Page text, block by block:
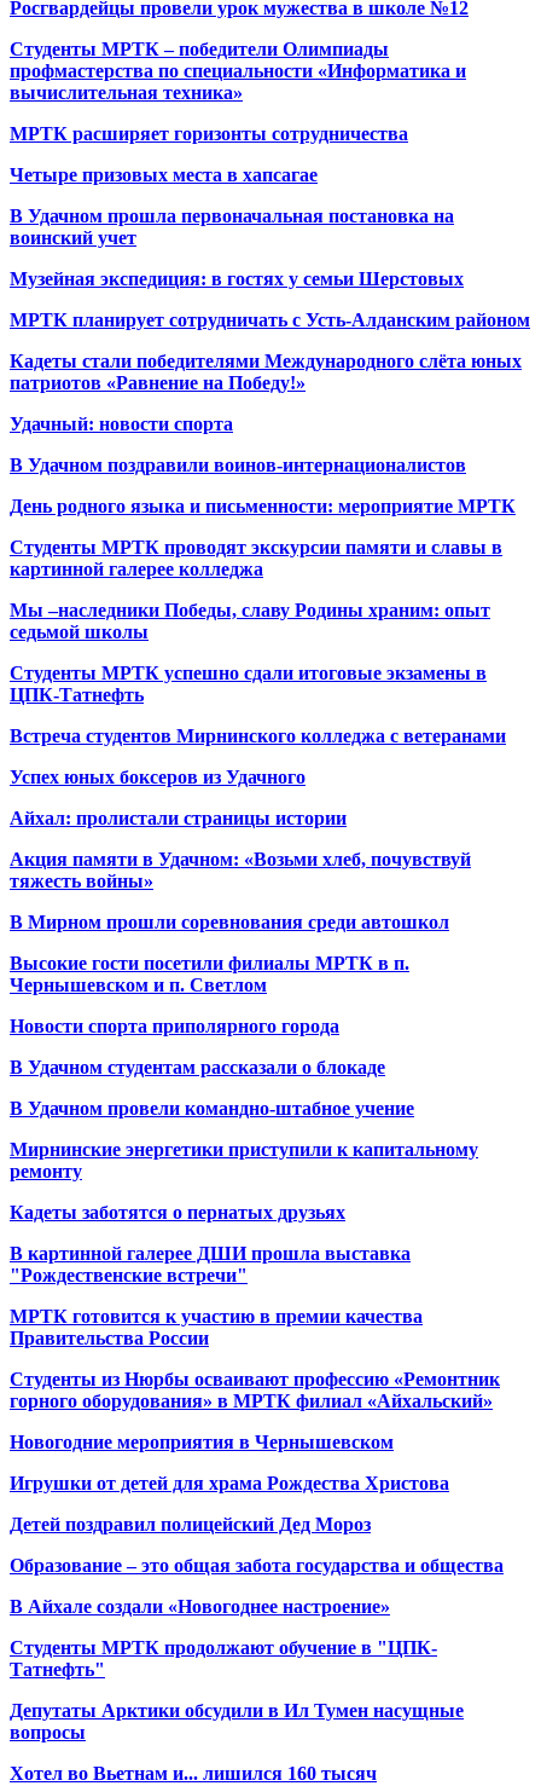
Росгвардейцы провели урок мужества в школе №12
Студенты МРТК – победители Олимпиады
профмастерства по специальности «Информатика и
вычислительная техника»
МРТК расширяет горизонты сотрудничества
Четыре призовых места в хапсагае
В Удачном прошла первоначальная постановка на
воинский учет
Музейная экспедиция: в гостях у семьи Шерстовых
МРТК планирует сотрудничать с Усть-Алданским районом
Кадеты стали победителями Международного слёта юных
патриотов «Равнение на Победу!»
Удачный: новости спорта
В Удачном поздравили воинов-интернационалистов
День родного языка и письменности: мероприятие МРТК
Студенты МРТК проводят экскурсии памяти и славы в
картинной галерее колледжа
Мы –наследники Победы, славу Родины храним: опыт
седьмой школы
Студенты МРТК успешно сдали итоговые экзамены в
ЦПК-Татнефть
Встреча студентов Мирнинского колледжа с ветеранами
Успех юных боксеров из Удачного
Айхал: пролистали страницы истории
Акция памяти в Удачном: «Возьми хлеб, почувствуй
тяжесть войны»
В Мирном прошли соревнования среди автошкол
Высокие гости посетили филиалы МРТК в п.
Чернышевском и п. Светлом
Новости спорта приполярного города
В Удачном студентам рассказали о блокаде
В Удачном провели командно-штабное учение
Мирнинские энергетики приступили к капитальному
ремонту
Кадеты заботятся о пернатых друзьях
В картинной галерее ДШИ прошла выставка
"Рождественские встречи"
МРТК готовится к участию в премии качества
Правительства России
Студенты из Нюрбы осваивают профессию «Ремонтник
горного оборудования» в МРТК филиал «Айхальский»
Новогодние мероприятия в Чернышевском
Игрушки от детей для храма Рождества Христова
Детей поздравил полицейский Дед Мороз
Образование – это общая забота государства и общества
В Айхале создали «Новогоднее настроение»
Студенты МРТК продолжают обучение в "ЦПК-
Татнефть"
Депутаты Арктики обсудили в Ил Тумен насущные
вопросы
Хотел во Вьетнам и... лишился 160 тысяч